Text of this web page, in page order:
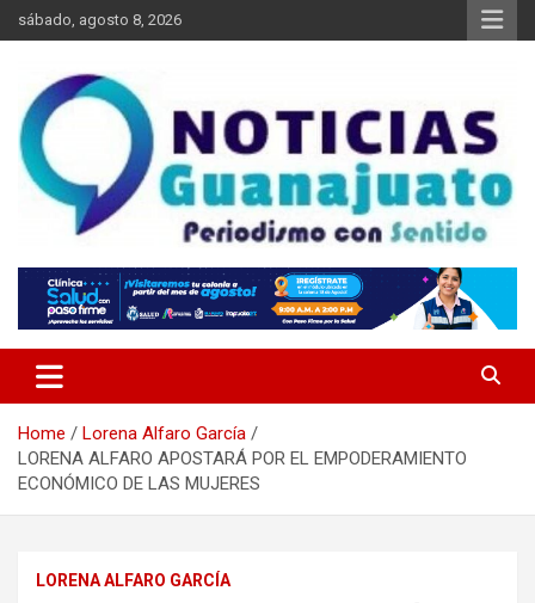
Skip
to
sábado, agosto 8, 2026
Noticias Guanajuato
Home
Lorena Alfaro García
LORENA ALFARO APOSTARÁ POR EL EMPODERAMIENTO
ECONÓMICO DE LAS MUJERES
LORENA ALFARO GARCÍA